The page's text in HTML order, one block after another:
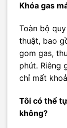
Khóa gas
Toàn bộ
thuật, bao
gom gas,
phút. Riêng
chỉ mất
Tôi có thể
không?